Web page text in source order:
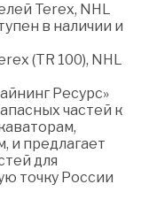
Terex, NHL
в наличии и
(TR 100), NHL
Ресурс»
частей к
и предлагает
для
точку России